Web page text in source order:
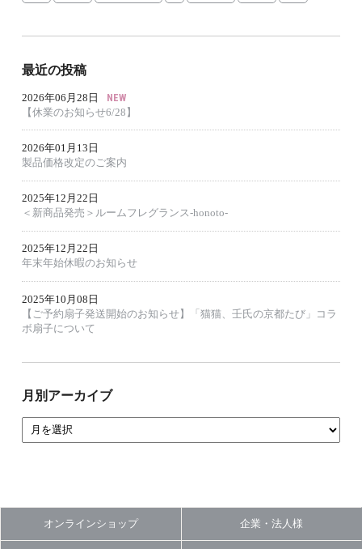
最近の投稿
2026年06月28日 NEW
【休業のお知らせ6/28】
2026年01月13日
製品価格改定のご案内
2025年12月22日
＜新商品発売＞ルームフレグランス‐honoto‐
2025年12月22日
年末年始休暇のお知らせ
2025年10月08日
【ご予約扇子発送開始のお知らせ】「猫猫、壬氏の京都たび」コラ
ボ扇子について
月別アーカイブ
オンラインショップ 企業・法人様